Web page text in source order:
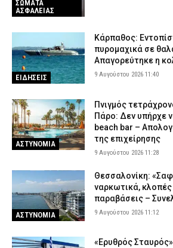
ΣΩΜΑΤΑ
ΑΣΦΑΛΕΙΑΣ
ΕΙΔΗΣΕΙΣ
Κάρπαθος:
πυρομαχικά σε
Απαγορεύτηκε η
9 Αυγούστου 2026 11:40
ΑΣΤΥΝΟΜΙΑ
Πνιγμός
Πάρο: Δεν υπήρχε
beach bar –
της επιχείρησης
9 Αυγούστου 2026 11:28
ΑΣΤΥΝΟΜΙΑ
Θεσσαλονίκη:
ναρκωτικά,
παραβάσεις –
9 Αυγούστου 2026 11:12
«Ερυθρός